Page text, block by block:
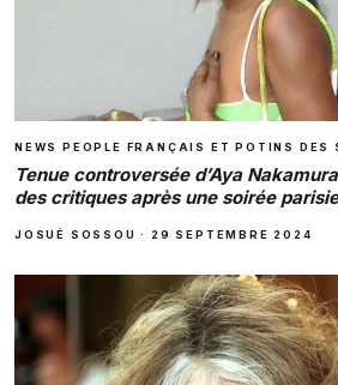
NEWS PEOPLE FRANÇAIS ET POTINS DES
Tenue controversée d’Aya
des critiques après une soirée
JOSUÉ SOSSOU · 29 SEPTEMBRE 2024